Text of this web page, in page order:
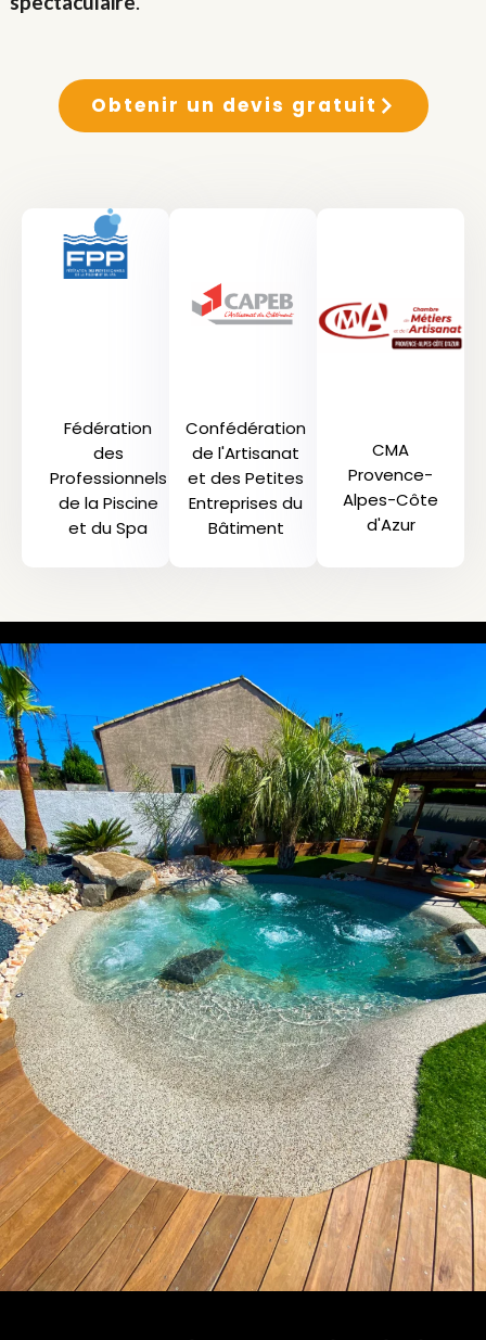
Obtenir un devis gratuit
Fédération
des
Professionnels
de la Piscine
et du Spa
Confédération
de l'Artisanat
et des Petites
Entreprises du
Bâtiment
CMA
Provence-
Alpes-Côte
d'Azur